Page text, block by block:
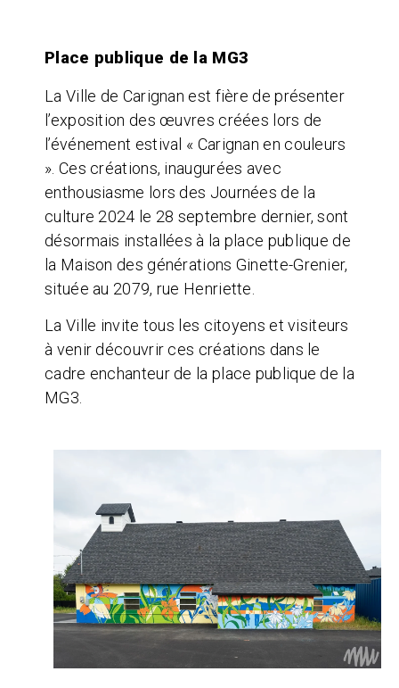
Place publique de la MG3
La Ville de Carignan est fière de présenter
l’exposition des œuvres créées lors de
l’événement estival « Carignan en couleurs
». Ces créations, inaugurées avec
enthousiasme lors des Journées de la
culture 2024 le 28 septembre dernier, sont
désormais installées à la place publique de
la Maison des générations Ginette-Grenier,
située au 2079, rue Henriette.
La Ville invite tous les citoyens et visiteurs
à venir découvrir ces créations dans le
cadre enchanteur de la place publique de la
MG3.